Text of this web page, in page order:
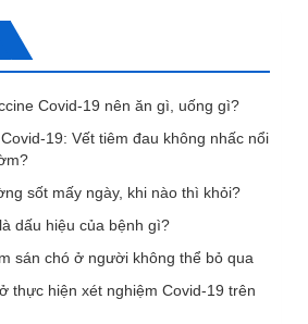
Covid-19 nên ăn gì, uống gì?
19: Vết tiêm đau không nhấc nổi
sốt mấy ngày, khi nào thì khỏi?
dấu hiệu của bệnh gì?
sán chó ở người không thể bỏ qua
thực hiện xét nghiệm Covid-19 trên